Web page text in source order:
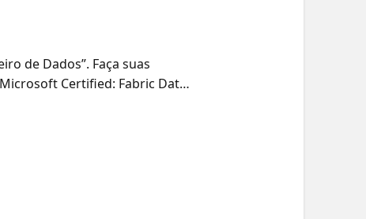
de Dados”. Faça suas
Certified: Fabric Data